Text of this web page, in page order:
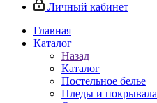
Личный кабинет
Главная
Каталог
Назад
Каталог
Постельное белье
Пледы и покрывала